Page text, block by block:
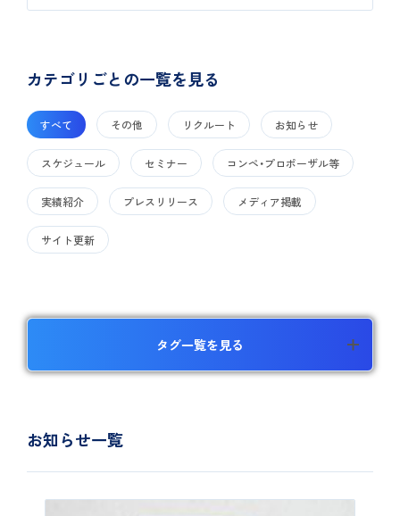
カテゴリごとの一覧を見る
すべて その他 リクルート お知らせ
スケジュール セミナー コンペ・プロポーザル等
実績紹介 プレスリリース メディア掲載
サイト更新
タグ一覧を見る
お知らせ一覧